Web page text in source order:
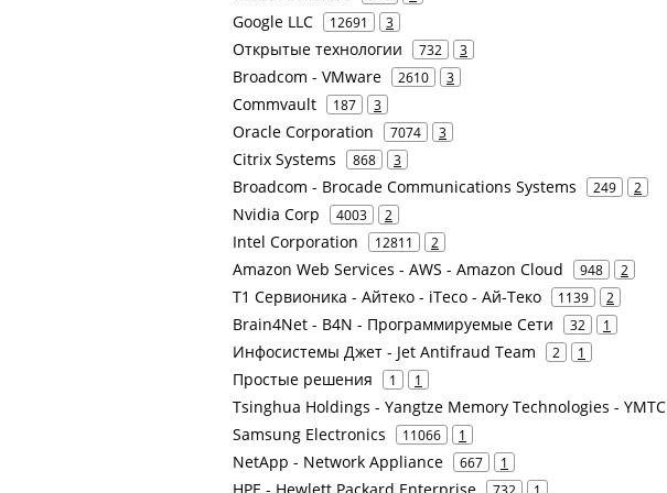
Google LLC 12691 3
Открытые технологии 732 3
Broadcom - VMware 2610 3
Commvault 187 3
Oracle Corporation 7074 3
Citrix Systems 868 3
Broadcom - Brocade Communications Systems 249 2
Nvidia Corp 4003 2
Intel Corporation 12811 2
Amazon Web Services - AWS - Amazon Cloud 948 2
Т1 Сервионика - Айтеко - iTeco - Ай-Теко 1139 2
Brain4Net - B4N - Программируемые Сети 32 1
Инфосистемы Джет - Jet Antifraud Team 2 1
Простые решения 1 1
Tsinghua Holdings - Yangtze Memory Technologies - YMTC
Samsung Electronics 11066 1
NetApp - Network Appliance 667 1